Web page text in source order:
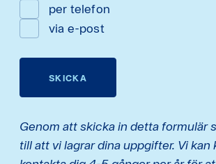
per telefon
via e-post
SKICKA
Genom att skicka in detta formulär
till att vi lagrar dina uppgifter. Vi kan